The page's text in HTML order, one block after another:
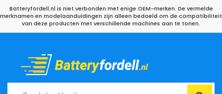
Batteryfordell.nl is niet verbonden met enige OEM-merken. De vermelde
merknamen en modelaanduidingen zijn alleen bedoeld om de compatibiliteit
van deze producten met verschillende machines aan te tonen.